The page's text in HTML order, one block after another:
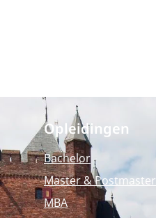
Opleidingen
Bachelor
Master & Postmaster
MBA